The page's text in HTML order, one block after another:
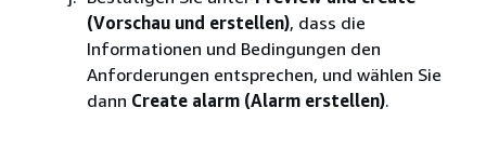
(Vorschau und erstellen), dass die
Informationen und Bedingungen den
Anforderungen entsprechen, und wählen Sie
dann Create alarm (Alarm erstellen).